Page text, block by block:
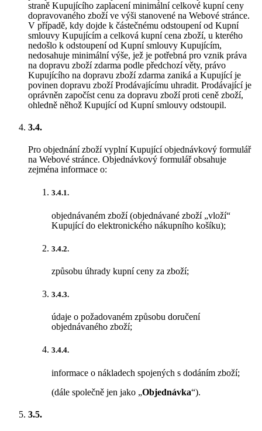
straně Kupujícího zaplacení minimální celkové kupní ceny
dopravovaného zboží ve výši stanovené na Webové stránce.
V případě, kdy dojde k částečnému odstoupení od Kupní
smlouvy Kupujícím a celková kupní cena zboží, u kterého
nedošlo k odstoupení od Kupní smlouvy Kupujícím,
nedosahuje minimální výše, jež je potřebná pro vznik práva
na dopravu zboží zdarma podle předchozí věty, právo
Kupujícího na dopravu zboží zdarma zaniká a Kupující je
povinen dopravu zboží Prodávajícímu uhradit. Prodávající je
oprávněn započíst cenu za dopravu zboží proti ceně zboží,
ohledně něhož Kupující od Kupní smlouvy odstoupil.
3.4.
Pro objednání zboží vyplní Kupující objednávkový formulář
na Webové stránce. Objednávkový formulář obsahuje
zejména informace o:
3.4.1.
objednávaném zboží (objednávané zboží „vloží“
Kupující do elektronického nákupního košíku);
3.4.2.
způsobu úhrady kupní ceny za zboží;
3.4.3.
údaje o požadovaném způsobu doručení
objednávaného zboží;
3.4.4.
informace o nákladech spojených s dodáním zboží;
(dále společně jen jako „Objednávka“).
3.5.